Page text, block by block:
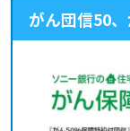
がん団信50